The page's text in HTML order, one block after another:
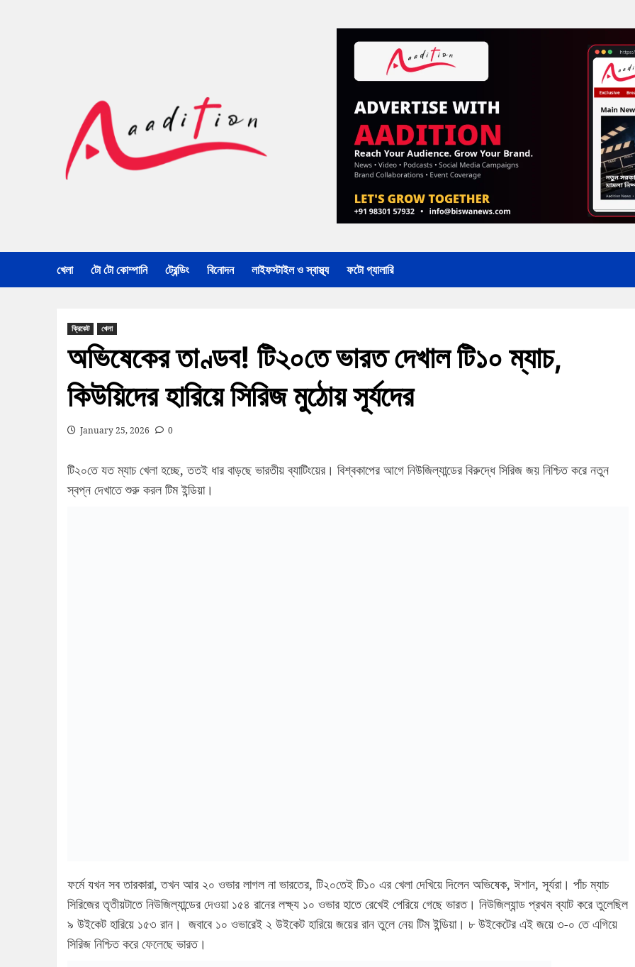
খেলা টো টো কোম্পানি ট্রেন্ডিং বিনোদন লাইফস্টাইল ও স্বাস্থ্য ফটো গ্যালারি
ক্রিকেট খেলা
অভিষেকের তাণ্ডব! টি২০তে ভারত দেখাল টি১০ ম্যাচ,
কিউয়িদের হারিয়ে সিরিজ মুঠোয় সূর্যদের
January 25, 2026 0
টি২০তে যত ম্যাচ খেলা হচ্ছে, ততই ধার বাড়ছে ভারতীয় ব্যাটিংয়ের। বিশ্বকাপের আগে নিউজিল্যান্ডের বিরুদ্ধে সিরিজ জয় নিশ্চিত করে নতুন
স্বপ্ন দেখাতে শুরু করল টিম ইন্ডিয়া।
ফর্মে যখন সব তারকারা, তখন আর ২০ ওভার লাগল না ভারতের, টি২০তেই টি১০ এর খেলা দেখিয়ে দিলেন অভিষেক, ঈশান, সূর্যরা। পাঁচ ম্যাচ
সিরিজের তৃতীয়টাতে নিউজিল্যান্ডের দেওয়া ১৫৪ রানের লক্ষ্য ১০ ওভার হাতে রেখেই পেরিয়ে গেছে ভারত। নিউজিল্যান্ড প্রথম ব্যাট করে তুলেছিল
৯ উইকেট হারিয়ে ১৫৩ রান। জবাবে ১০ ওভারেই ২ উইকেট হারিয়ে জয়ের রান তুলে নেয় টিম ইন্ডিয়া। ৮ উইকেটের এই জয়ে ৩-০ তে এগিয়ে
সিরিজ নিশ্চিত করে ফেলেছে ভারত।